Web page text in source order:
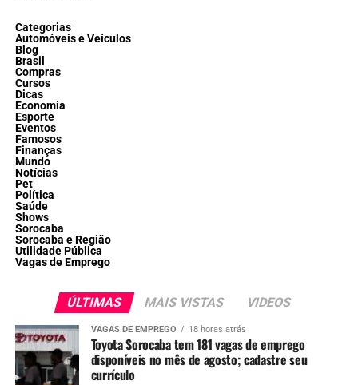
Categorias
Automóveis e Veículos
Blog
Brasil
Compras
Cursos
Dicas
Economia
Esporte
Eventos
Famosos
Finanças
Mundo
Notícias
Pet
Política
Saúde
Shows
Sorocaba
Sorocaba e Região
Utilidade Pública
Vagas de Emprego
ÚLTIMAS MAIS VISTAS VIDEOS
VAGAS DE EMPREGO 18 horas atrás
Toyota Sorocaba tem 181 vagas de emprego
disponíveis no mês de agosto; cadastre seu
currículo